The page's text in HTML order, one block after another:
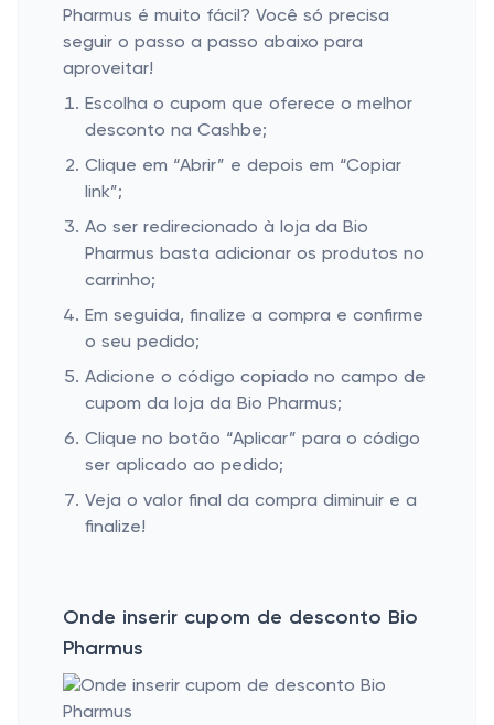
Pharmus é muito fácil? Você só precisa
seguir o passo a passo abaixo para
aproveitar!
Escolha o cupom que oferece o melhor
desconto na Cashbe;
Clique em “Abrir” e depois em “Copiar
link”;
Ao ser redirecionado à loja da Bio
Pharmus basta adicionar os produtos no
carrinho;
Em seguida, finalize a compra e confirme
o seu pedido;
Adicione o código copiado no campo de
cupom da loja da Bio Pharmus;
Clique no botão “Aplicar” para o código
ser aplicado ao pedido;
Veja o valor final da compra diminuir e a
finalize!
Onde inserir cupom de desconto Bio
Pharmus